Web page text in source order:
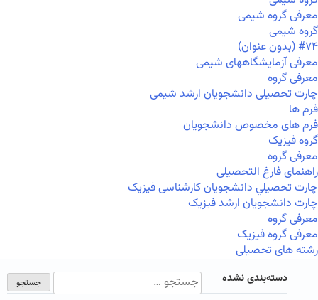
معرفی گروه شیمی
گروه شیمی
#۷۴ (بدون عنوان)
معرفی آزمایشگاههای شیمی
معرفی گروه
چارت تحصیلی دانشجویان ارشد شیمی
فرم ها
فرم های مخصوص دانشجویان
گروه فیزیک
معرفی گروه
راهنمای فارغ التحصیلی
چارت تحصيلي دانشجویان کارشناسی فیزیک
چارت دانشجویان ارشد فیزیک
معرفی گروه
معرفی گروه فیزیک
رشته های تحصیلی
دسته‌بندی نشده